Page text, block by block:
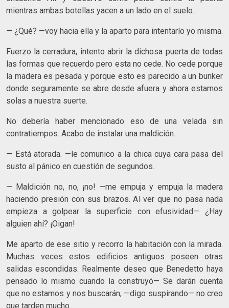
mientras ambas botellas yacen a un lado en el suelo.
— ¿Qué? —voy hacia ella y la aparto para intentarlo yo misma.
Fuerzo la cerradura, intento abrir la dichosa puerta de todas
las formas que recuerdo pero esta no cede. No cede porque
la madera es pesada y porque esto es parecido a un bunker
donde seguramente se abre desde afuera y ahora estamos
solas a nuestra suerte.
No debería haber mencionado eso de una velada sin
contratiempos. Acabo de instalar una maldición.
— Está atorada. —le comunico a la chica cuya cara pasa del
susto al pánico en cuestión de segundos.
— Maldición no, no, ¡no! —me empuja y empuja la madera
haciendo presión con sus brazos. Al ver que no pasa nada
empieza a golpear la superficie con efusividad— ¿Hay
alguien ahí? ¡Oigan!
Me aparto de ese sitio y recorro la habitación con la mirada.
Muchas veces estos edificios antiguos poseen otras
salidas escondidas. Realmente deseo que Benedetto haya
pensado lo mismo cuando la construyó— Se darán cuenta
que no estamos y nos buscarán, —digo suspirando— no creo
que tarden mucho.